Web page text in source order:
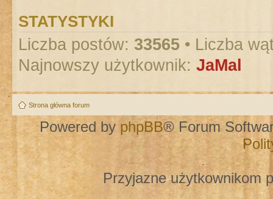
STATYSTYKI
Liczba postów: 33565 • Liczba
Najnowszy użytkownik: JaMal
Strona główna forum
Powered by phpBB® Forum
Przyjazne użytkownikom